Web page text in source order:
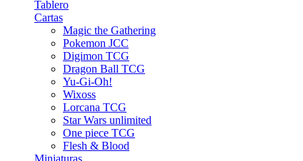
Tablero
Cartas
Magic the Gathering
Pokemon JCC
Digimon TCG
Dragon Ball TCG
Yu-Gi-Oh!
Wixoss
Lorcana TCG
Star Wars unlimited
One piece TCG
Flesh & Blood
Miniaturas